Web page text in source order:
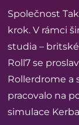
Společnost
krok. V rámci
studia –
Roll7 se
Rollerdrome a
pracovalo na
simulace